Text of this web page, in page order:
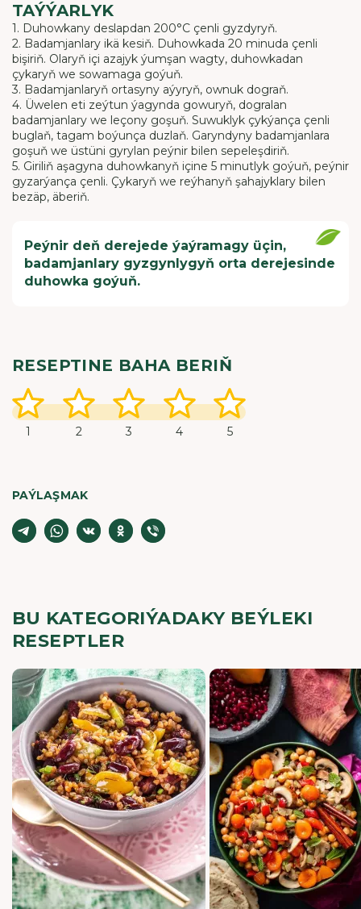
TAÝÝARLYK
1. Duhowkany deslapdan 200°C çenli gyzdyryň.
2. Badamjanlary ikä kesiň. Duhowkada 20 minuda çenli
bişiriň. Olaryň içi azajyk ýumşan wagty, duhowkadan
çykaryň we sowamaga goýuň.
3. Badamjanlaryň ortasyny aýyryň, ownuk dograň.
4. Üwelen eti zeýtun ýagynda gowuryň, dogralan
badamjanlary we leçony goşuň. Suwuklyk çykýança çenli
buglaň, tagam boýunça duzlaň. Garyndyny badamjanlara
goşuň we üstüni gyrylan peýnir bilen sepeleşdiriň.
5. Giriliň aşagyna duhowkanyň içine 5 minutlyk goýuň, peýnir
gyzarýança çenli. Çykaryň we reýhanyň şahajyklary bilen
bezäp, äberiň.
Peýnir deň derejede ýaýramagy üçin,
badamjanlary gyzgynlygyň orta derejesinde
duhowka goýuň.
RESEPTINE BAHA BERIŇ
1 2 3 4 5
PAÝLAŞMAK
BU KATEGORIÝADAKY BEÝLEKI
RESEPTLER